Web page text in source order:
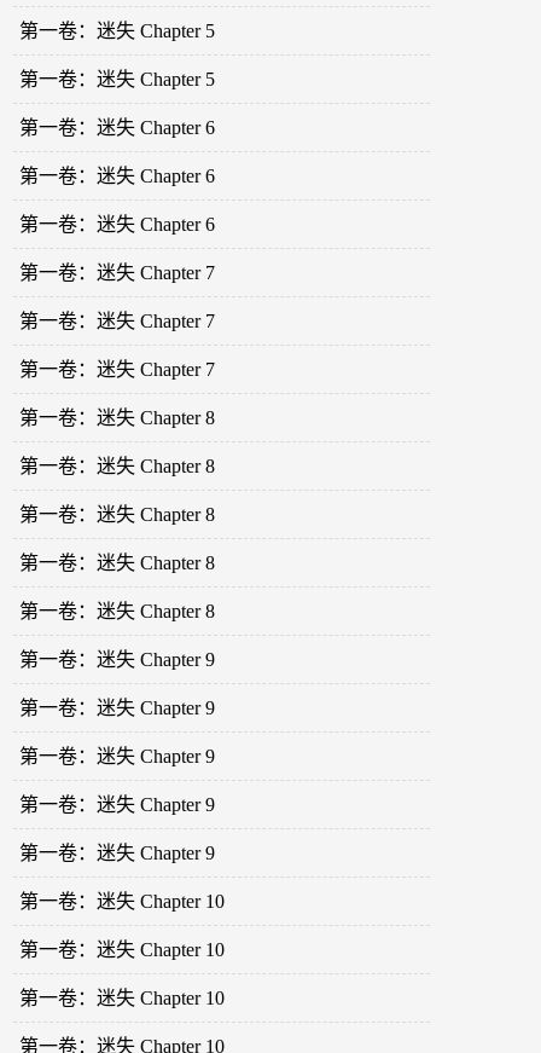
第一卷：迷失 Chapter 5
第一卷：迷失 Chapter 5
第一卷：迷失 Chapter 6
第一卷：迷失 Chapter 6
第一卷：迷失 Chapter 6
第一卷：迷失 Chapter 7
第一卷：迷失 Chapter 7
第一卷：迷失 Chapter 7
第一卷：迷失 Chapter 8
第一卷：迷失 Chapter 8
第一卷：迷失 Chapter 8
第一卷：迷失 Chapter 8
第一卷：迷失 Chapter 8
第一卷：迷失 Chapter 9
第一卷：迷失 Chapter 9
第一卷：迷失 Chapter 9
第一卷：迷失 Chapter 9
第一卷：迷失 Chapter 9
第一卷：迷失 Chapter 10
第一卷：迷失 Chapter 10
第一卷：迷失 Chapter 10
第一卷：迷失 Chapter 10